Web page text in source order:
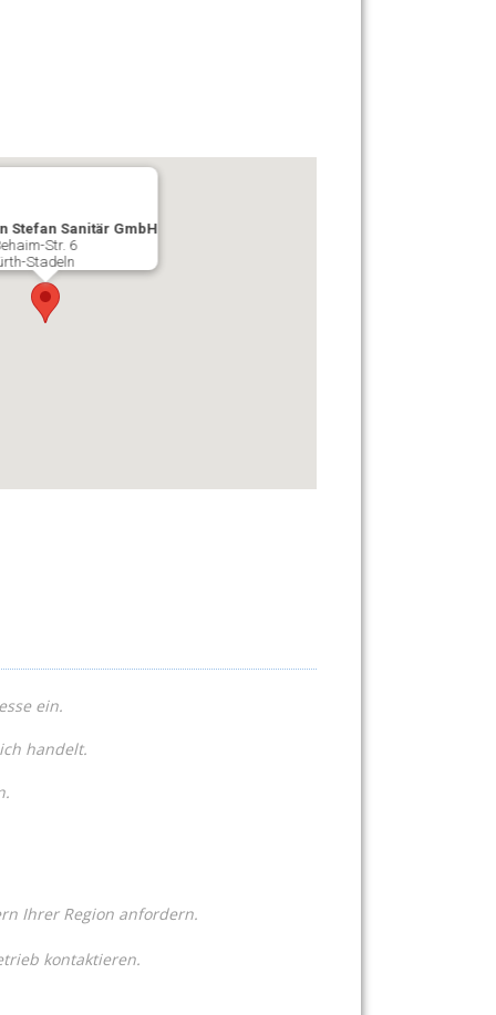
Stefan Sanitär GmbH
Str. 6
Stadeln
ein.
handelt.
Ihrer Region anfordern.
kontaktieren.